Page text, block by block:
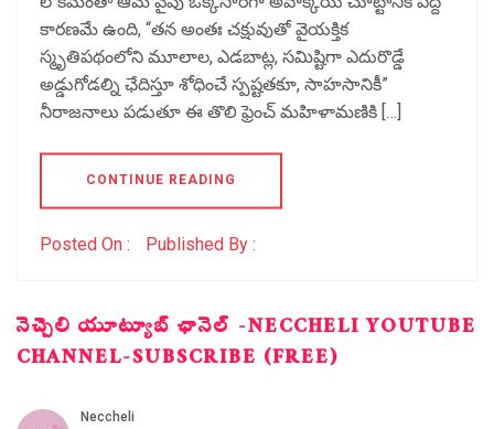
కారణమే ఉంది, “తన అంతః చక్షువుతో వైయక్తిక
స్మృతిపథంలోని మూలాల, ఎడబాట్ల, సమిష్టిగా ఎదురొడ్డే
అడ్డుగోడల్ని ఛేదిస్తూ శోధించే స్పష్టతకూ, సాహసానికీ”
నీరాజనాలు పడుతూ ఈ తొలి ఫ్రెంచ్ మహిళామణికి […]
CONTINUE READING
Posted On : Published By :
నెచ్చెలి యూట్యూబ్ ఛానెల్ -NECCHELI YOUTUBE
CHANNEL-SUBSCRIBE (FREE)